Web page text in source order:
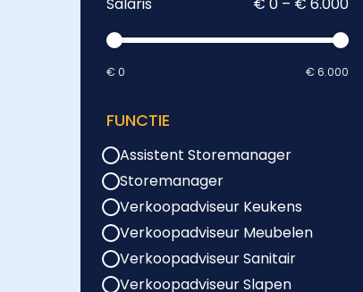
Salaris € 0 – € 6.000
€ 0 € 6.000
FUNCTIE
Assistent Storemanager
Storemanager
Verkoopadviseur Keukens
Verkoopadviseur Meubelen
Verkoopadviseur Sanitair
Verkoopadviseur Slapen